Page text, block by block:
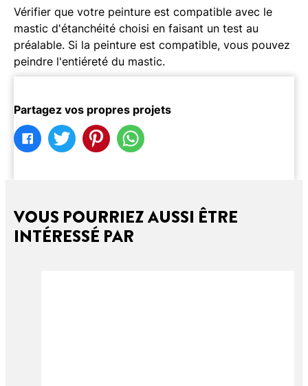
Vérifier que votre peinture est compatible avec le
mastic d'étanchéité choisi en faisant un test au
préalable. Si la peinture est compatible, vous pouvez
peindre l'entiéreté du mastic.
Partagez vos propres projets
VOUS POURRIEZ AUSSI ÊTRE
INTÉRESSÉ PAR